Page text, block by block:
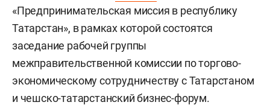
«Предпринимательская миссия в республику
Татарстан», в рамках которой состоятся
заседание рабочей группы
межправительственной комиссии по торгово-
экономическому сотрудничеству с Татарстаном
и чешско-татарстанский бизнес-форум.